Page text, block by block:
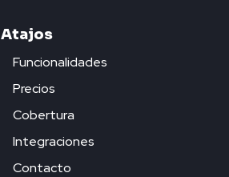
Atajos
Funcionalidades
Precios
Cobertura
Integraciones
Contacto